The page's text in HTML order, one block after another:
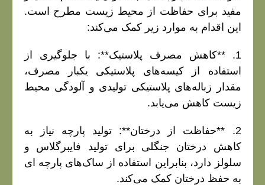
مفید برای حفاظت از محیط زیست مطرح است.
این اقدام به موارد زیر کمک می‌کند:
1. **کاهش مصرف پلاستیک**: با جلوگیری از
استفاده از کیسه‌های پلاستیکی یکبار مصرف،
مقدار زباله‌های پلاستیکی تولیدی و آلودگی محیط
زیست کاهش می‌یابد.
2. **حفاظت از درختان**: تولید پارچه نیاز به
کاهش درختان جنگلی برای تولید فایبرگلاس و
سلولز دارد، بنابراین استفاده از ساک‌های پارچه‌ ای
به حفظ درختان کمک می‌کند.